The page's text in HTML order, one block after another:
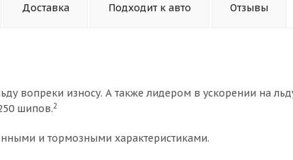
Доставка Подходит к авто Отзывы
вопреки износу. А также лидером в ускорении на
шипов.2
и тормозными характеристиками.